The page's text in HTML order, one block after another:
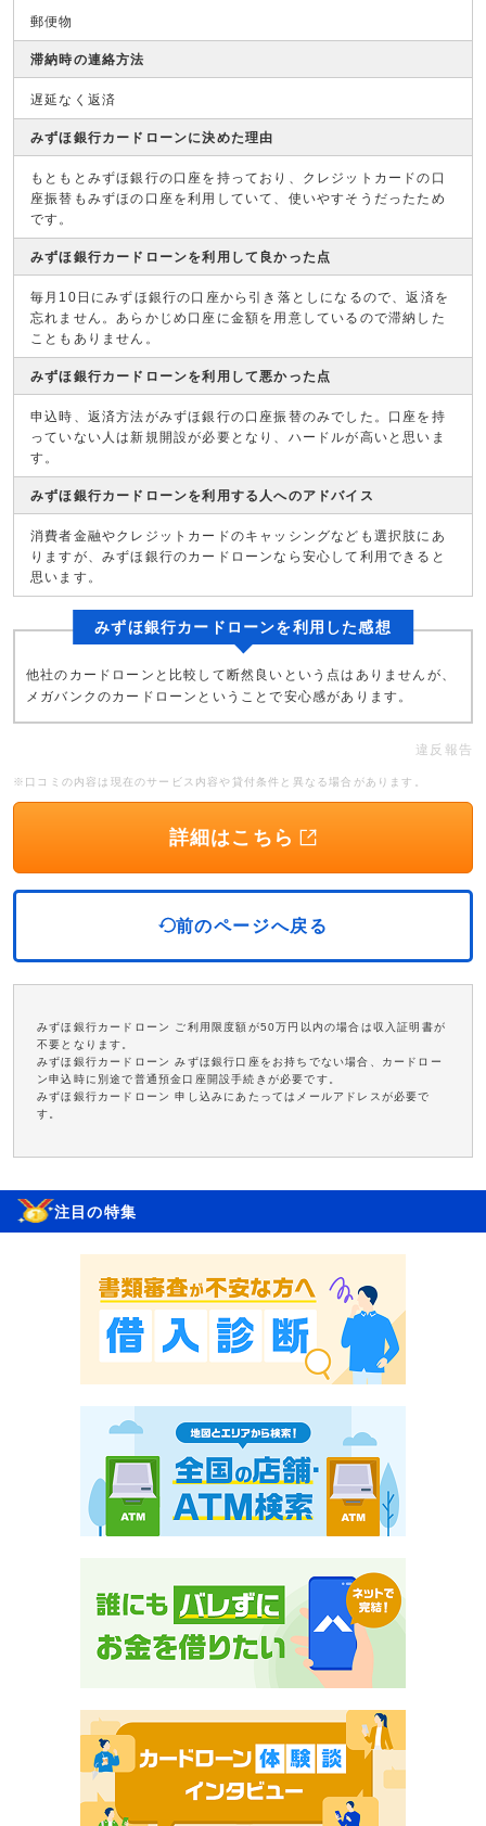
郵便物
滞納時の連絡方法
遅延なく返済
みずほ銀行カードローンに決めた理由
もともとみずほ銀行の口座を持っており、クレジットカードの口
座振替もみずほの口座を利用していて、使いやすそうだったため
です。
みずほ銀行カードローンを利用して良かった点
毎月10日にみずほ銀行の口座から引き落としになるので、返済を
忘れません。あらかじめ口座に金額を用意しているので滞納した
こともありません。
みずほ銀行カードローンを利用して悪かった点
申込時、返済方法がみずほ銀行の口座振替のみでした。口座を持
っていない人は新規開設が必要となり、ハードルが高いと思いま
す。
みずほ銀行カードローンを利用する人へのアドバイス
消費者金融やクレジットカードのキャッシングなども選択肢にあ
りますが、みずほ銀行のカードローンなら安心して利用できると
思います。
みずほ銀行カードローンを利用した感想
他社のカードローンと比較して断然良いという点はありませんが、
メガバンクのカードローンということで安心感があります。
違反報告
※口コミの内容は現在のサービス内容や貸付条件と異なる場合があります。
詳細はこちら
前のページへ戻る
みずほ銀行カードローン ご利用限度額が50万円以内の場合は収入証明書が
不要となります。
みずほ銀行カードローン みずほ銀行口座をお持ちでない場合、カードロー
ン申込時に別途で普通預金口座開設手続きが必要です。
みずほ銀行カードローン 申し込みにあたってはメールアドレスが必要で
す。
注目の特集